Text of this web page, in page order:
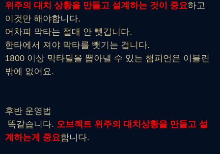
위주의 대치 상황을 만들고 설계하는 것이 중요하고
이것만 해야합니다.
어차피 막타는 절대 안 뺏깁니다.
한타에서 져야 막타를 뺏기는 겁니다.
1800 이상 막타딜을 뽑아낼 수 있는 챔피언은 이블린
밖에 없어요.
후반 운영법
똑같습니다. 오브젝트 위주의 대치상황을 만들고 설
계하는게 중요합니다.